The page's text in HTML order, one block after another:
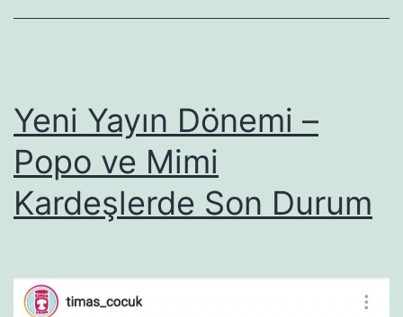
Yeni Yayın Dönemi –
Popo ve Mimi
Kardeşlerde Son Durum